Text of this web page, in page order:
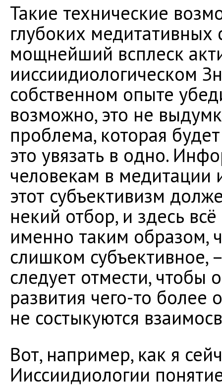
Такие технические
глубоких медитативных
мощнейший всплеск
ииссиидиологическом
собственном опыте
возможно, это не
проблема, которая
это увязать в одно.
человекам в медитации
этот субъективизм
некий отбор, и здесь
именно таким образом,
слишком субъективное,
следует отмести, чтобы
развития чего-то более
не состыкуются
Вот, например, как я
Ииссиидиологии